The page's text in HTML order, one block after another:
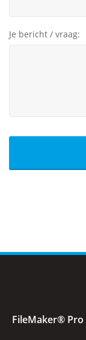
Je bericht / vraag:
FileMaker® Pro